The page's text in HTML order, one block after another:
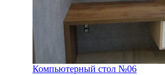
Компьютерный стол №06